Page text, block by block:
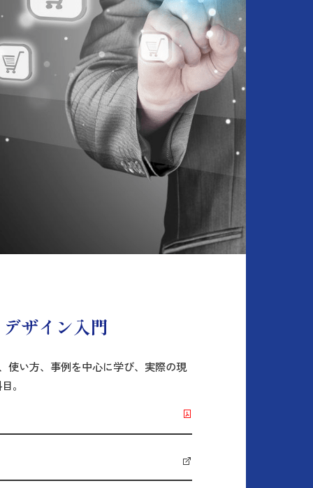
ザイン入門
使い方、事例を中心に学び、実際の現
。